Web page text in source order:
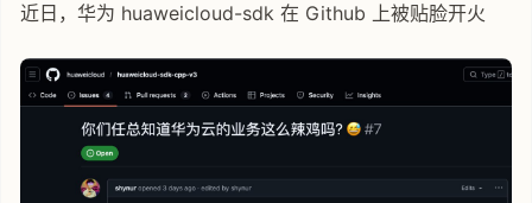
近日，华为 huaweicloud-sdk 在 Github 上被贴脸开火